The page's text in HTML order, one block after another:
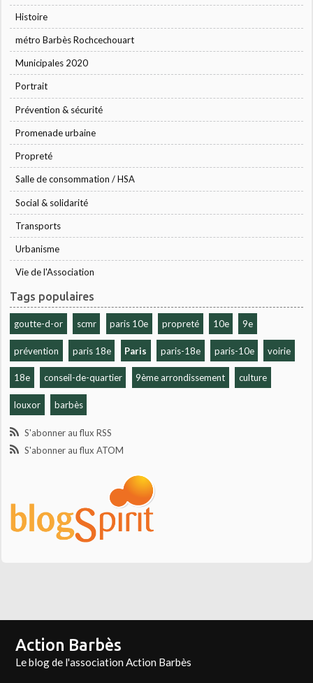
Histoire
métro Barbès Rochcechouart
Municipales 2020
Portrait
Prévention & sécurité
Promenade urbaine
Propreté
Salle de consommation / HSA
Social & solidarité
Transports
Urbanisme
Vie de l'Association
Tags populaires
goutte-d-or scmr paris 10e propreté 10e 9e
prévention paris 18e Paris paris-18e paris-10e voirie
18e conseil-de-quartier 9ème arrondissement culture
louxor barbès
S'abonner au flux RSS
S'abonner au flux ATOM
Action Barbès
Le blog de l'association Action Barbès